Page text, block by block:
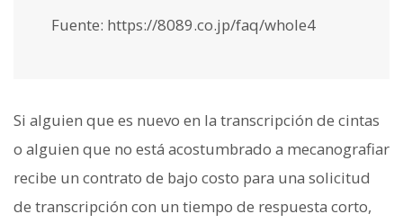
Fuente: https://8089.co.jp/faq/whole4
Si alguien que es nuevo en la transcripción de cintas
o alguien que no está acostumbrado a mecanografiar
recibe un contrato de bajo costo para una solicitud
de transcripción con un tiempo de respuesta corto,